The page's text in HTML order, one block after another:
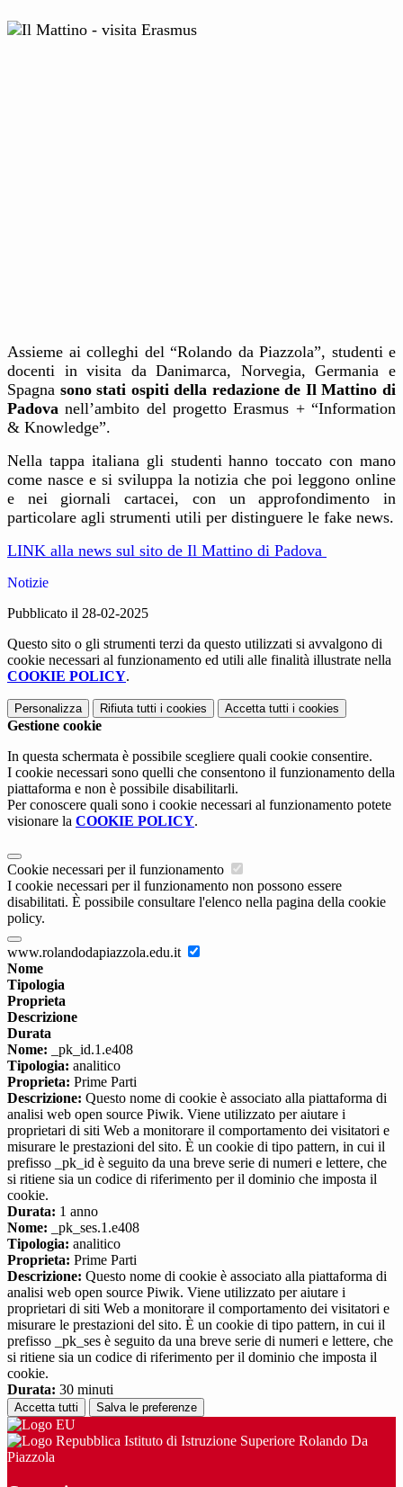
Assieme ai colleghi del “Rolando da Piazzola”, studenti e
docenti in visita da Danimarca, Norvegia, Germania e
Spagna sono stati ospiti della redazione de Il Mattino di
Padova nell’ambito del progetto Erasmus + “Information
& Knowledge”.
Nella tappa italiana gli studenti hanno toccato con mano
come nasce e si sviluppa la notizia che poi leggono online
e nei giornali cartacei, con un approfondimento in
particolare agli strumenti utili per distinguere le fake news.
LINK alla news sul sito de Il Mattino di Padova
Notizie
Pubblicato il 28-02-2025
Questo sito o gli strumenti terzi da questo utilizzati si avvalgono di
cookie necessari al funzionamento ed utili alle finalità illustrate nella
COOKIE POLICY.
Personalizza Rifiuta tutti i cookies Accetta tutti i cookies
Gestione cookie
In questa schermata è possibile scegliere quali cookie consentire.
I cookie necessari sono quelli che consentono il funzionamento della
piattaforma e non è possibile disabilitarli.
Per conoscere quali sono i cookie necessari al funzionamento potete
visionare la COOKIE POLICY.
Cookie necessari per il funzionamento
I cookie necessari per il funzionamento non possono essere
disabilitati. È possibile consultare l'elenco nella pagina della cookie
policy.
www.rolandodapiazzola.edu.it
Nome
Tipologia
Proprieta
Descrizione
Durata
Nome: _pk_id.1.e408
Tipologia: analitico
Proprieta: Prime Parti
Descrizione: Questo nome di cookie è associato alla piattaforma di
analisi web open source Piwik. Viene utilizzato per aiutare i
proprietari di siti Web a monitorare il comportamento dei visitatori e
misurare le prestazioni del sito. È un cookie di tipo pattern, in cui il
prefisso _pk_id è seguito da una breve serie di numeri e lettere, che
si ritiene sia un codice di riferimento per il dominio che imposta il
cookie.
Durata: 1 anno
Nome: _pk_ses.1.e408
Tipologia: analitico
Proprieta: Prime Parti
Descrizione: Questo nome di cookie è associato alla piattaforma di
analisi web open source Piwik. Viene utilizzato per aiutare i
proprietari di siti Web a monitorare il comportamento dei visitatori e
misurare le prestazioni del sito. È un cookie di tipo pattern, in cui il
prefisso _pk_ses è seguito da una breve serie di numeri e lettere, che
si ritiene sia un codice di riferimento per il dominio che imposta il
cookie.
Durata: 30 minuti
Accetta tutti Salva le preferenze
Istituto di Istruzione Superiore Rolando Da
Piazzola